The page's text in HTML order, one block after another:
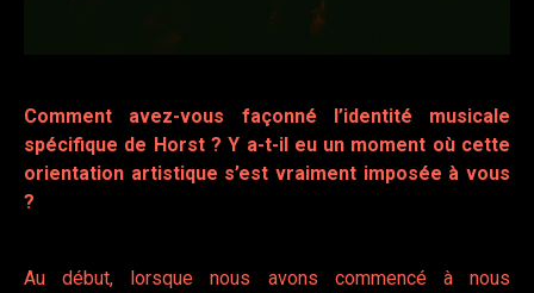
Comment avez-vous façonné l’identité musicale
spécifique de Horst ? Y a-t-il eu un moment où cette
orientation artistique s’est vraiment imposée à vous
?
Au début, lorsque nous avons commencé à nous